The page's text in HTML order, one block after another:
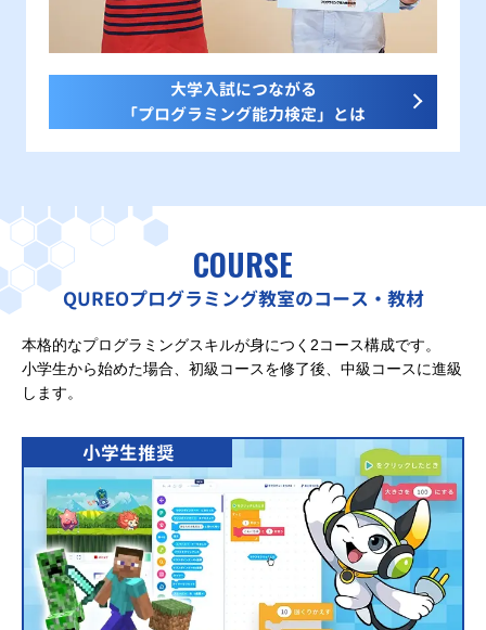
大学入試につながる
「プログラミング能力検定」とは
COURSE
QUREOプログラミング教室のコース・教材
本格的なプログラミングスキルが身につく2コース構成です。
小学生から始めた場合、初級コースを修了後、中級コースに進級
します。
小学生推奨